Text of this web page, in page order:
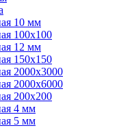
10 мм
100х100
12 мм
150х150
2000х3000
2000х6000
200х200
4 мм
5 мм